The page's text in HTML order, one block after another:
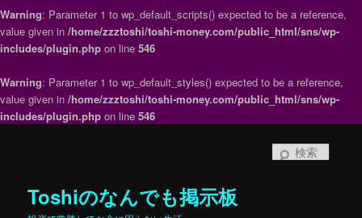
Warning: Parameter 1 to wp_default_scripts() expected to be a reference,
value given in /home/zzztoshi/toshi-money.com/public_html/sns/wp-
includes/plugin.php on line 546
Warning: Parameter 1 to wp_default_styles() expected to be a reference,
value given in /home/zzztoshi/toshi-money.com/public_html/sns/wp-
includes/plugin.php on line 546
Toshiのなんでも掲示板